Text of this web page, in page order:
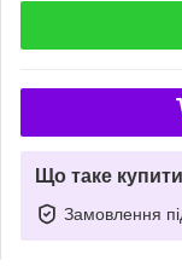
Що таке
Замовлення